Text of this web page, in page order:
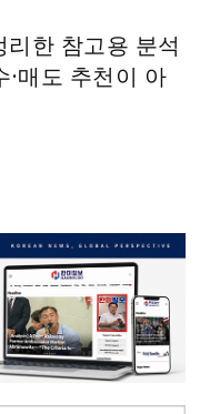
한 참고용 분석
매도 추천이 아